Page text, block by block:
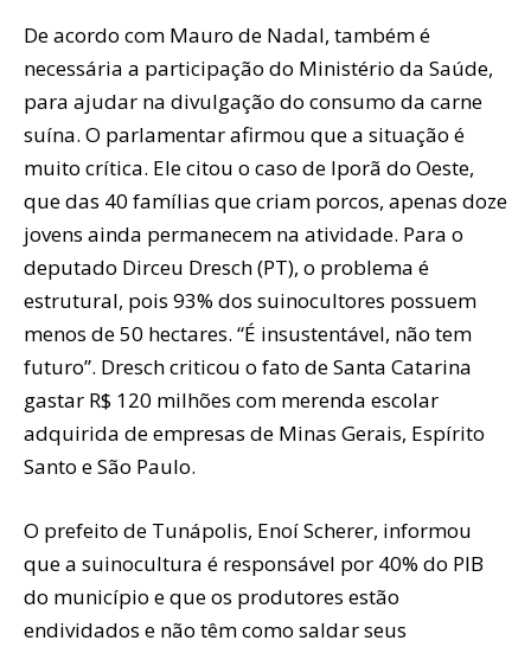
De acordo com Mauro de Nadal, também é
necessária a participação do Ministério da Saúde,
para ajudar na divulgação do consumo da carne
suína. O parlamentar afirmou que a situação é
muito crítica. Ele citou o caso de Iporã do Oeste,
que das 40 famílias que criam porcos, apenas doze
jovens ainda permanecem na atividade. Para o
deputado Dirceu Dresch (PT), o problema é
estrutural, pois 93% dos suinocultores possuem
menos de 50 hectares. “É insustentável, não tem
futuro”. Dresch criticou o fato de Santa Catarina
gastar R$ 120 milhões com merenda escolar
adquirida de empresas de Minas Gerais, Espírito
Santo e São Paulo.
O prefeito de Tunápolis, Enoí Scherer, informou
que a suinocultura é responsável por 40% do PIB
do município e que os produtores estão
endividados e não têm como saldar seus